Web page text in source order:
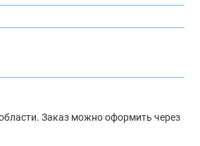
Заказ можно оформить через